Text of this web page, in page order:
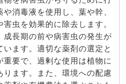
消毒液を使用し、葉や幹、
虫を効果的に除去します。
成長期の前や病害虫の発生が
ます。適切な薬剤の選定と
重要で、過剰な使用は植物に
ります。また、環境への配慮